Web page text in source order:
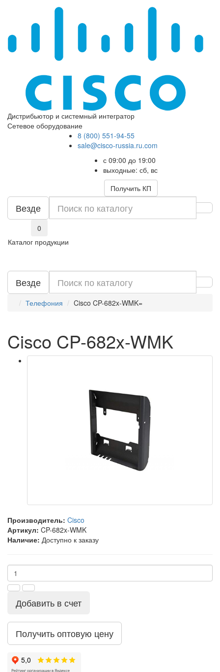
Дистрибьютор и системный интегратор
Сетевое оборудование
8 (800) 551-94-55
sale@cisco-russia.ru.com
с 09:00 до 19:00
выходные: сб, вс
Получить КП
Везде
0
Каталог продукции
Везде
Телефония Cisco CP-682x-WMK=
Cisco CP-682x-WMK
Производитель: Cisco
Артикул: CP-682x-WMK
Наличие: Доступно к заказу
Добавить в счет
Получить оптовую цену